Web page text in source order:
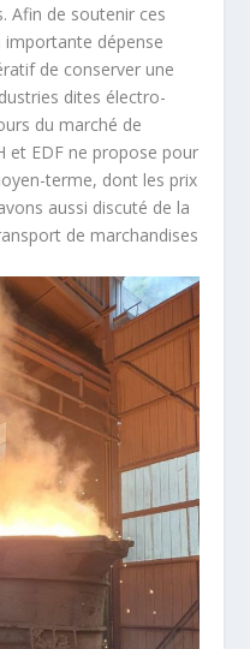
Afin de soutenir ces
dépense
de conserver une
dites électro-
du marché de
et EDF ne propose pour
terme, dont les prix
aussi discuté de la
de marchandises